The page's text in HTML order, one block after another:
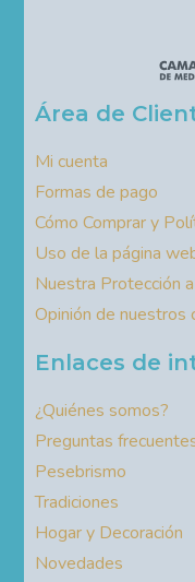
Área de
Mi cuenta
Formas de pago
Cómo Comprar y
Uso de la página
Nuestra Protección
Opinión de nuestros
Enlaces de
¿Quiénes somos?
Preguntas
Pesebrismo
Tradiciones
Hogar y Decoración
Novedades